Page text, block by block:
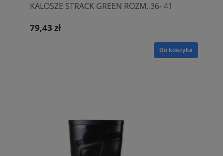
KALOSZE STRACK GREEN ROZM. 36- 41
79,43 zł
Do koszyka